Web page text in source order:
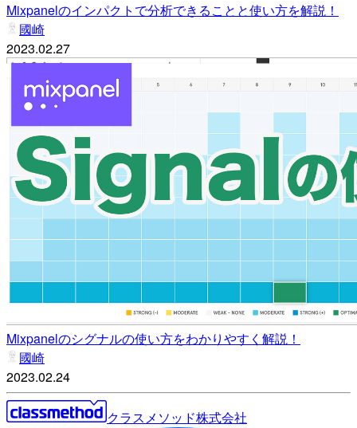
Mixpanelのインパクトで分析できることと使い方を解説！
國崎
2023.02.27
Mixpanelのシグナルの使い方をわかりやすく解説！
國崎
2023.02.24
クラスメソッド株式会社